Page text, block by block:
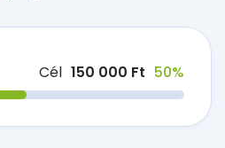
Cél 150 000 Ft 50%